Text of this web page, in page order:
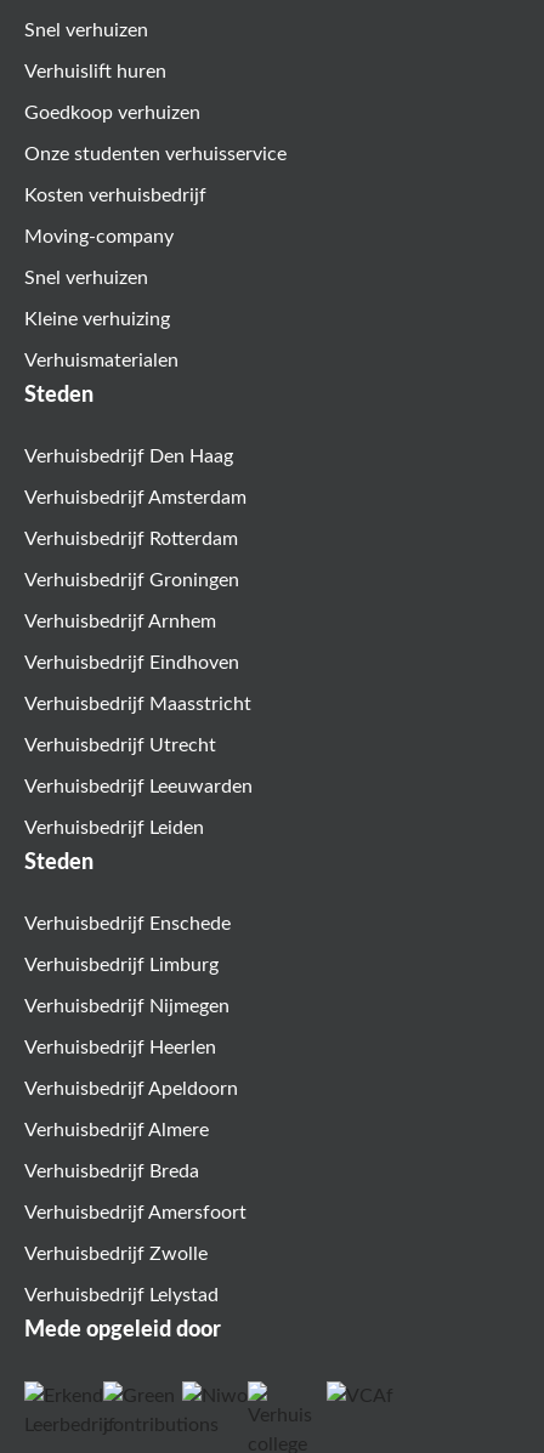
Snel verhuizen
Verhuislift huren
Goedkoop verhuizen
Onze studenten verhuisservice
Kosten verhuisbedrijf
Moving-company
Snel verhuizen
Kleine verhuizing
Verhuismaterialen
Steden
Verhuisbedrijf Den Haag
Verhuisbedrijf Amsterdam
Verhuisbedrijf Rotterdam
Verhuisbedrijf Groningen
Verhuisbedrijf Arnhem
Verhuisbedrijf Eindhoven
Verhuisbedrijf Maasstricht
Verhuisbedrijf Utrecht
Verhuisbedrijf Leeuwarden
Verhuisbedrijf Leiden
Steden
Verhuisbedrijf Enschede
Verhuisbedrijf Limburg
Verhuisbedrijf Nijmegen
Verhuisbedrijf Heerlen
Verhuisbedrijf Apeldoorn
Verhuisbedrijf Almere
Verhuisbedrijf Breda
Verhuisbedrijf Amersfoort
Verhuisbedrijf Zwolle
Verhuisbedrijf Lelystad
Mede opgeleid door